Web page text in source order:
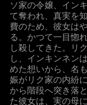
ソ家の令嬢、イン
て奪われ、真実を
費のため、彼女は
る。かつて一目惚
し殺してきた。リ
し、インキンネン
めた想いから、名
娠がリク家の内紛
から階段へ突き落
た彼女は、実の母